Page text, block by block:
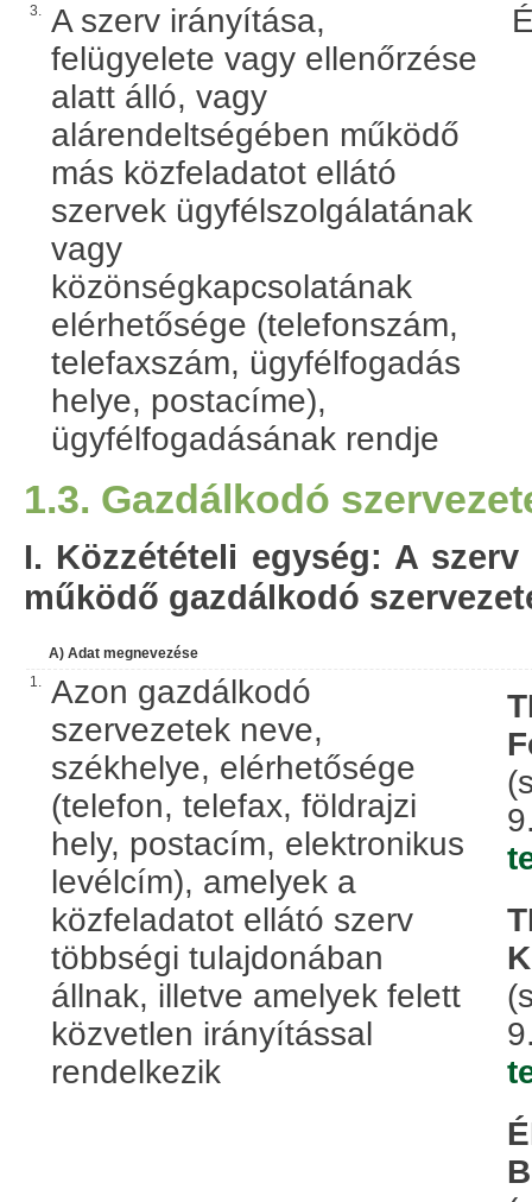
3.
A szerv irányítása,
felügyelete vagy ellenőrzése
alatt álló, vagy
alárendeltségében működő
más közfeladatot ellátó
szervek ügyfélszolgálatának
vagy
közönségkapcsolatának
elérhetősége (telefonszám,
telefaxszám, ügyfélfogadás
helye, postacíme),
ügyfélfogadásának rendje
1.3. Gazdálkodó
I. Közzétételi egység: A
működő gazdálkodó
A) Adat megnevezése
1.
Azon gazdálkodó
szervezetek neve,
székhelye, elérhetősége
(telefon, telefax, földrajzi
hely, postacím, elektronikus
levélcím), amelyek a
közfeladatot ellátó szerv
többségi tulajdonában
állnak, illetve amelyek felett
közvetlen irányítással
rendelkezik